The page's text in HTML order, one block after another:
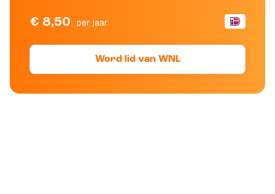
€ 8,50 per jaar
Word lid van WNL